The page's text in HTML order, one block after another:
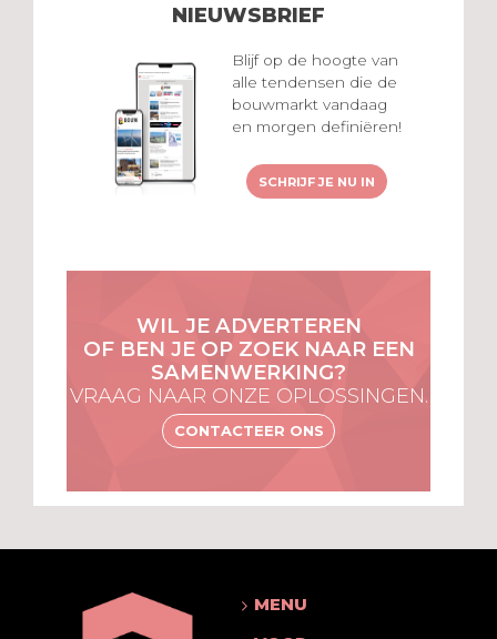
NIEUWSBRIEF
Blijf op de hoogte van
alle tendensen die de
bouwmarkt vandaag
en morgen definiëren!
SCHRIJF JE NU IN
WIL JE ADVERTEREN
OF BEN JE OP ZOEK NAAR EEN
SAMENWERKING?
VRAAG NAAR ONZE OPLOSSINGEN.
CONTACTEER ONS
MENU